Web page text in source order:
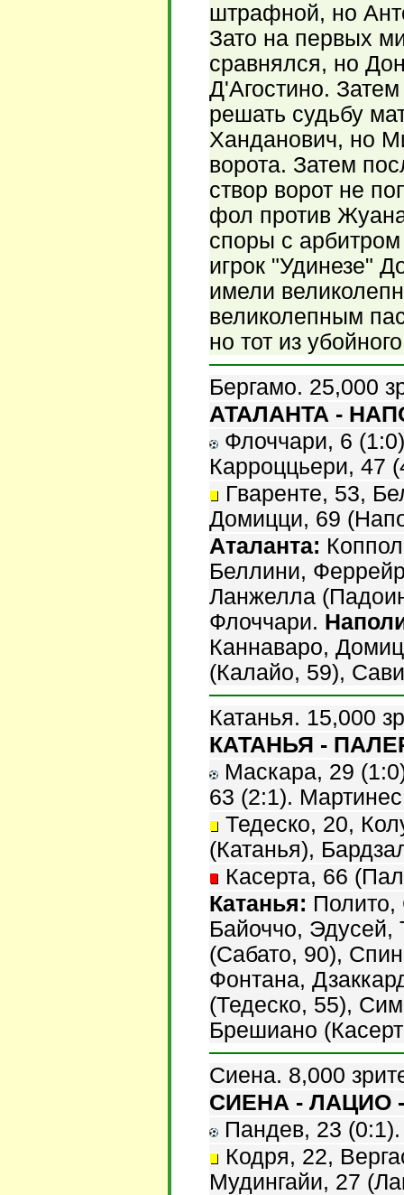
штрафной, но
Зато на первых
сравнялся, но
Д'Агостино.
решать судьбу
Ханданович, но
ворота. Затем
створ ворот не
фол против
споры с
игрок "Удинезе"
имели
великолепным
но тот из
Бергамо. 25,000
АТАЛАНТА -
Флоччари, 6
Карроццьери, 47
Гваренте, 53,
Домицци, 69
Аталанта:
Беллини,
Ланжелла
Флоччари.
Каннаваро,
(Калайо, 59),
Катанья. 15,000
КАТАНЬЯ -
Маскара, 29
63 (2:1).
Тедеско, 20,
(Катанья),
Касерта, 66
Катанья: Полито,
Байоччо, Эдусей,
(Сабато, 90),
Фонтана,
(Тедеско, 55),
Брешиано
Сиена. 8,000
СИЕНА - ЛАЦИО
Пандев, 23
Кодря, 22,
Мудингайи, 27